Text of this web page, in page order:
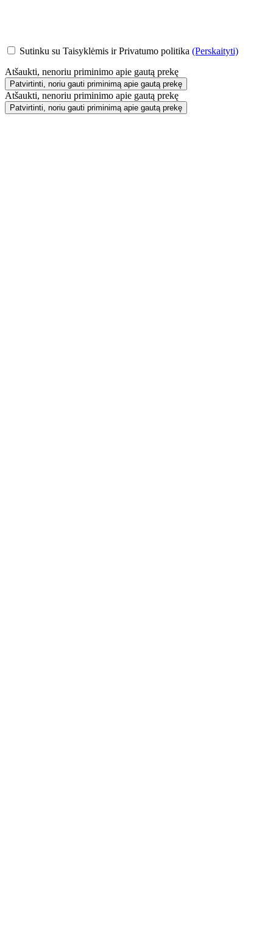
Sutinku su Taisyklėmis ir Privatumo politika (Perskaityti)
Atšaukti, nenoriu priminimo apie gautą prekę
Patvirtinti, noriu gauti priminimą apie gautą prekę
Atšaukti, nenoriu priminimo apie gautą prekę
Patvirtinti, noriu gauti priminimą apie gautą prekę